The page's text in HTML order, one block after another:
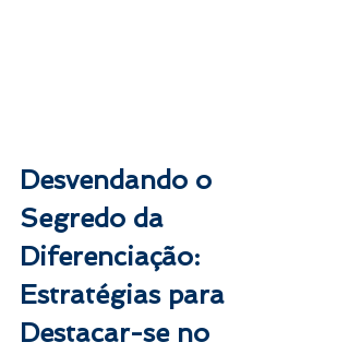
Desvendando o
Segredo da
Diferenciação:
Estratégias para
Destacar-se no